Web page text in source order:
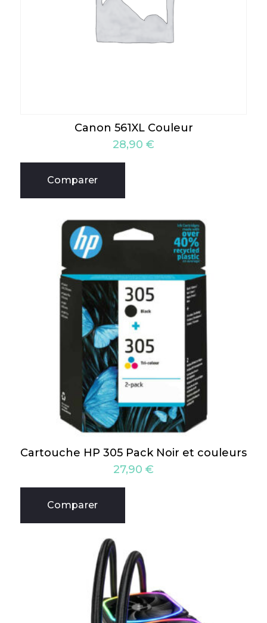
Canon 561XL Couleur
28,90 €
Comparer
Cartouche HP 305 Pack Noir et couleurs
27,90 €
Comparer